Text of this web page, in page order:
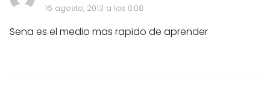
16 agosto, 2013 a las 0:08
Sena es el medio mas rapido de aprender